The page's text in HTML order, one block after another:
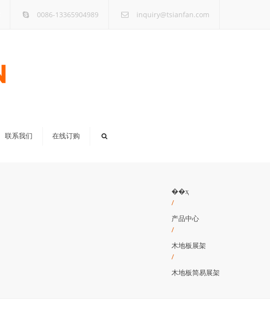
0086-13365904989 inquiry@tsianfan.com
联系我们 在线订购
��ҳ
/
产品中心
/
木地板展架
/
木地板简易展架